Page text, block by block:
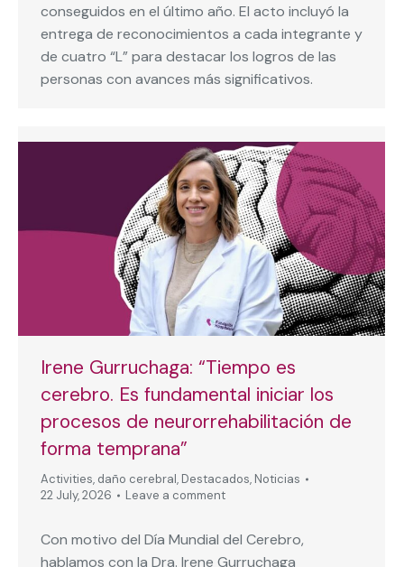
conseguidos en el último año. El acto incluyó la
entrega de reconocimientos a cada integrante y
de cuatro “L” para destacar los logros de las
personas con avances más significativos.
Irene Gurruchaga: “Tiempo es
cerebro. Es fundamental iniciar los
procesos de neurorrehabilitación de
forma temprana”
Activities, daño cerebral, Destacados, Noticias
22 July, 2026
Leave a comment
Con motivo del Día Mundial del Cerebro,
hablamos con la Dra. Irene Gurruchaga